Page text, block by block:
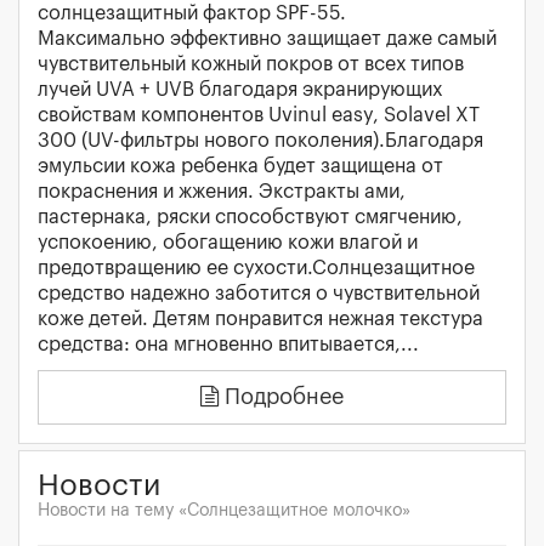
солнцезащитный фактор SPF-55.
Максимально эффективно защищает даже самый
чувствительный кожный покров от всех типов
лучей UVA + UVB благодаря экранирующих
свойствам компонентов Uvinul easy, Solavel XT
300 (UV-фильтры нового поколения).Благодаря
эмульсии кожа ребенка будет защищена от
покраснения и жжения. Экстракты ами,
пастернака, ряски способствуют смягчению,
успокоению, обогащению кожи влагой и
предотвращению ее сухости.Солнцезащитное
средство надежно заботится о чувствительной
коже детей. Детям понравится нежная текстура
средства: она мгновенно впитывается,...
Подробнее
Новости
Новости на тему «Солнцезащитное молочко»